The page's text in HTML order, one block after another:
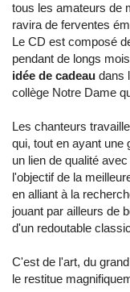
tous les amateurs de
ravira de ferventes
Le CD est composé
pendant de longs
idée de cadeau dans
collège Notre Dame
Les chanteurs
qui, tout en ayant une
un lien de qualité
l'objectif de la
en alliant à la
jouant par ailleurs de
d'un redoutable
C'est de l'art, du
le restitue